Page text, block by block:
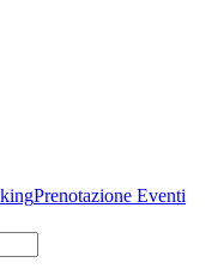
Prenotazione Eventi